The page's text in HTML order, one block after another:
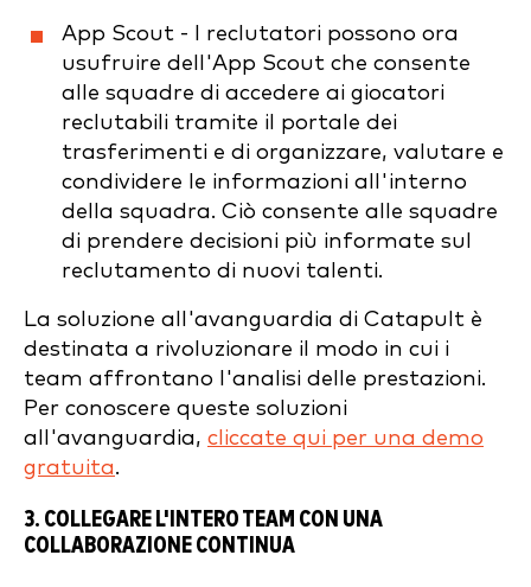
App Scout - I reclutatori possono ora
usufruire dell'App Scout che consente
alle squadre di accedere ai giocatori
reclutabili tramite il portale dei
trasferimenti e di organizzare, valutare e
condividere le informazioni all'interno
della squadra. Ciò consente alle squadre
di prendere decisioni più informate sul
reclutamento di nuovi talenti.
La soluzione all'avanguardia di Catapult è
destinata a rivoluzionare il modo in cui i
team affrontano l'analisi delle prestazioni.
Per conoscere queste soluzioni
all'avanguardia, cliccate qui per una demo
gratuita.
3. COLLEGARE L'INTERO TEAM CON UNA
COLLABORAZIONE CONTINUA